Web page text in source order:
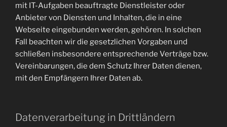
mit IT-Aufgaben beauftragte Dienstleister oder
Anbieter von Diensten und Inhalten, die in eine
Webseite eingebunden werden, gehören. In solchen
Fall beachten wir die gesetzlichen Vorgaben und
schließen insbesondere entsprechende Verträge bzw.
Vereinbarungen, die dem Schutz Ihrer Daten dienen,
mit den Empfängern Ihrer Daten ab.
Datenverarbeitung in Drittländern